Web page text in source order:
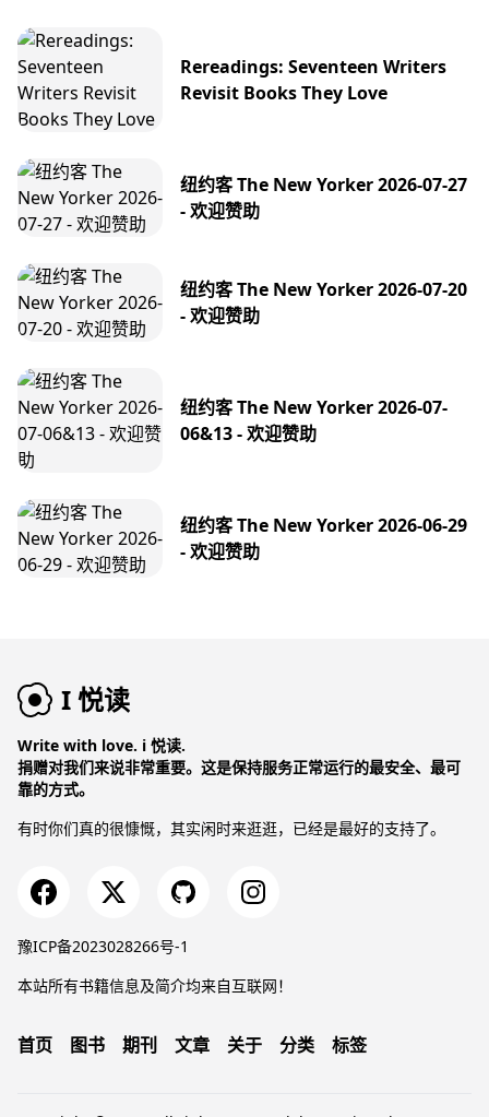
Rereadings: Seventeen Writers
Revisit Books They Love
纽约客 The New Yorker 2026-07-27
- 欢迎赞助
纽约客 The New Yorker 2026-07-20
- 欢迎赞助
纽约客 The New Yorker 2026-07-
06&13 - 欢迎赞助
纽约客 The New Yorker 2026-06-29
- 欢迎赞助
I 悦读
Write with love. i 悦读.
捐赠对我们来说非常重要。这是保持服务正常运行的最安全、最可
靠的方式。
有时你们真的很慷慨，其实闲时来逛逛，已经是最好的支持了。
豫ICP备2023028266号-1
本站所有书籍信息及简介均来自互联网！
首页 图书 期刊 文章 关于 分类 标签